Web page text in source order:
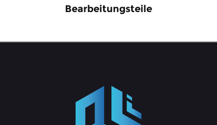
Bearbeitungsteile